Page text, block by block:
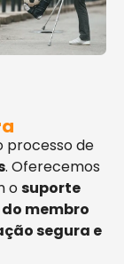
processo de
. Oferecemos
osuporte
membro
segura e